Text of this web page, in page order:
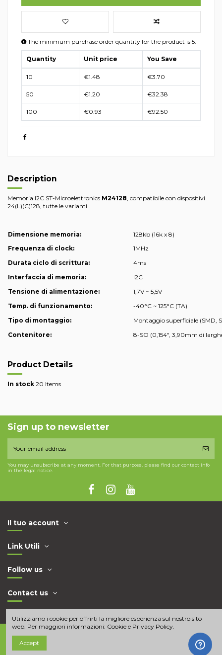
The minimum purchase order quantity for the product is 5.
Quantity Unit price You Save
10 €1.48 €3.70
50 €1.20 €32.38
100 €0.93 €92.50
Description
Memoria I2C ST-Microelettronics M24128 , compatibile con dispositivi
24(L)(C)128, tutte le varianti
Dimensione memoria:
128kb (16k x 8)
Frequenza di clock:
1MHz
Durata ciclo di scrittura:
4ms
Interfaccia di memoria:
I2C
Tensione di alimentazione:
1,7V ~ 5,5V
Temp. di funzionamento:
-40°C ~ 125°C (TA)
Tipo di montaggio:
Montaggio superficiale (SMD,
Contenitore:
8-SO (0,154", 3,90mm di
Product Details
In stock 20 Items
Sign up to newsletter
You may unsubscribe at any moment. For that purpose, please find our contact info
in the legal notice.
Il tuo account
Link Utili
Follow us
Contact us
Utilizziamo i cookie per offrirti la migliore esperienza sul nostro sito
web. Per maggiori informazioni: Cookie e Privacy Policy.
Accept